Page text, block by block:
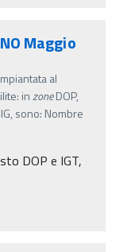
Maggio
al
inzoneDOP,
sono: Nombre
DOP e IGT,